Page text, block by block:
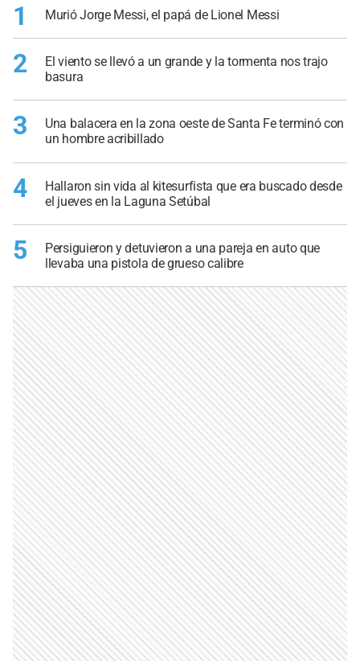
1 Murió Jorge Messi, el papá de Lionel Messi
2
El viento se llevó a un grande y la tormenta nos trajo
basura
3
Una balacera en la zona oeste de Santa Fe terminó con
un hombre acribillado
4
Hallaron sin vida al kitesurfista que era buscado desde
el jueves en la Laguna Setúbal
5
Persiguieron y detuvieron a una pareja en auto que
llevaba una pistola de grueso calibre